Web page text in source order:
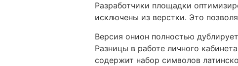
Разработчики площадки
исключены из верстки. Это
Версия онион полностью
Разницы в работе личного
содержит набор символов